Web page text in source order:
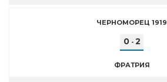
ЧЕРНОМОРЕЦ 1919
0- 2
ФРАТРИЯ